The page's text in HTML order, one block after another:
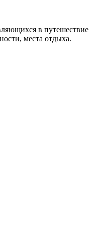
в путешествие
места отдыха.